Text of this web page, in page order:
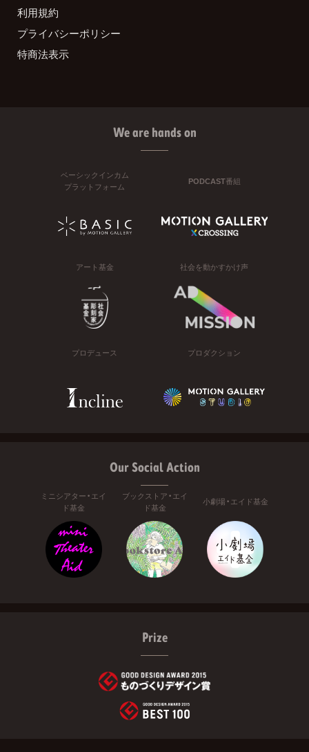
利用規約
プライバシーポリシー
特商法表示
We are hands on
ベーシックインカム
プラットフォーム
PODCAST番組
アート基金 社会を動かすかけ声
プロデュース プロダクション
Our Social Action
ミニシアター・エイ
ド基金
ブックストア・エイ
ド基金
小劇場・エイド基金
Prize